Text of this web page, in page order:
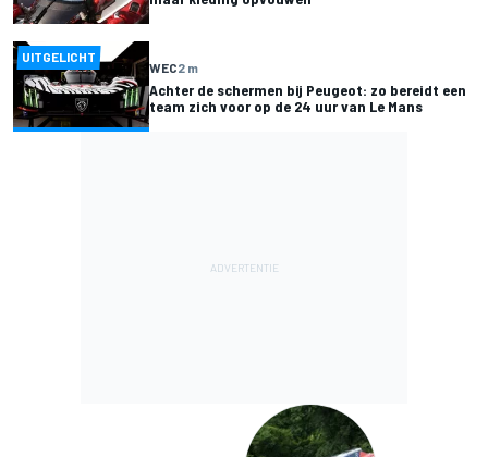
UITGELICHT
WEC2 m
Achter de schermen bij Peugeot: zo bereidt een
team zich voor op de 24 uur van Le Mans